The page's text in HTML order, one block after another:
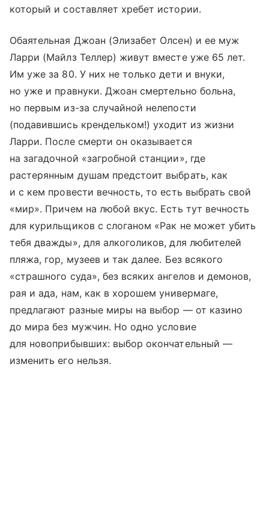
который и составляет хребет истории.
Обаятельная Джоан (Элизабет Олсен) и ее муж
Ларри (Майлз Теллер) живут вместе уже 65 лет.
Им уже за 80. У них не только дети и внуки,
но уже и правнуки. Джоан смертельно больна,
но первым из-за случайной нелепости
(подавившись крендельком!) уходит из жизни
Ларри. После смерти он оказывается
на загадочной «загробной станции», где
растерянным душам предстоит выбрать, как
и с кем провести вечность, то есть выбрать свой
«мир». Причем на любой вкус. Есть тут вечность
для курильщиков с слоганом «Рак не может убить
тебя дважды», для алкоголиков, для любителей
пляжа, гор, музеев и так далее. Без всякого
«страшного суда», без всяких ангелов и демонов,
рая и ада, нам, как в хорошем универмаге,
предлагают разные миры на выбор — от казино
до мира без мужчин. Но одно условие
для новоприбывших: выбор окончательный —
изменить его нельзя.